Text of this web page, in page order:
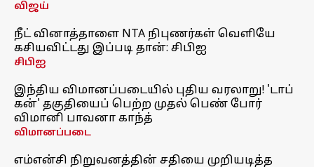
விஜய்
நீட் வினாத்தாளை NTA நிபுணர்கள் வெளியே
கசியவிட்டது இப்படி தான்: சிபிஐ
சிபிஐ
இந்திய விமானப்படையில் புதிய வரலாறு! 'டாப்
கன்' தகுதியைப் பெற்ற முதல் பெண் போர்
விமானி பாவனா காந்த்
விமானப்படை
எம்என்சி நிறுவனத்தின் சதியை முறியடித்த